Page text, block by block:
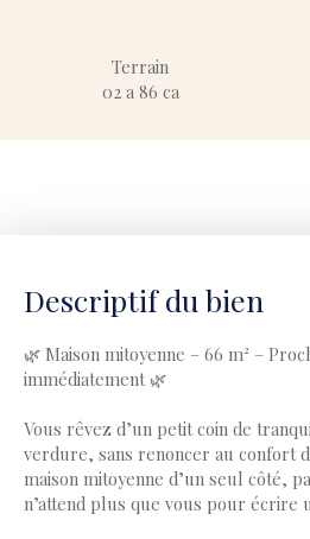
Terrain
02 a 86 ca
Descriptif du bien
🌿 Maison mitoyenne – 66 m² –
immédiatement 🌿
Vous rêvez d’un petit coin de
verdure, sans renoncer au confort
maison mitoyenne d’un seul côté,
n’attend plus que vous pour écrire